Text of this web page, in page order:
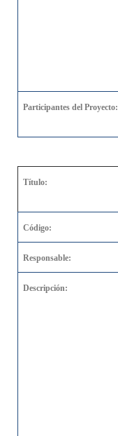
Participantes del Proyecto:
Título:
Código:
Responsable:
Descripción: